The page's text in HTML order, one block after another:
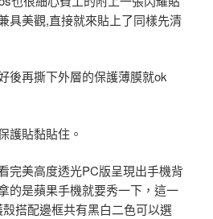
具美觀,直接就來貼上了同樣先清
後再撕下外層的保護薄膜就ok
護貼黏貼住。
完美高度透光PC版呈現出手機背
的是蘋果手機就要秀一下，這一
搭配邊框共有黑白二色可以選